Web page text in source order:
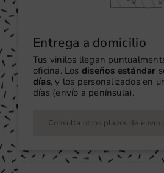
Entrega a domicilio
Tus vinilos llegan
oficina. Los diseños estándar
días, y los personalizados en
días (envío a península).
Consulta otros plazos de envío